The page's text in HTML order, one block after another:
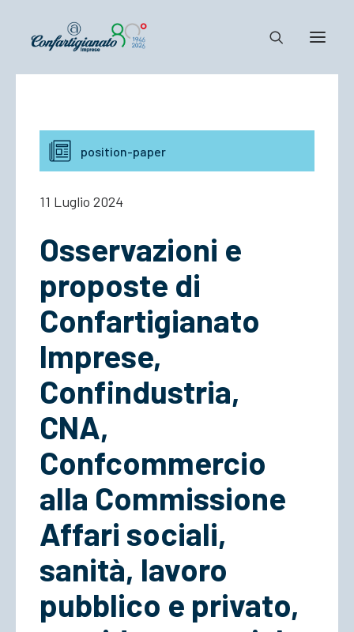
Confartigianato
Associarsi
ACCEDI
position-paper
11 Luglio 2024
Osservazioni e
proposte di
Confartigianato
Imprese,
Confindustria,
CNA,
Confcommercio
alla Commissione
Affari sociali,
sanità, lavoro
pubblico e privato,